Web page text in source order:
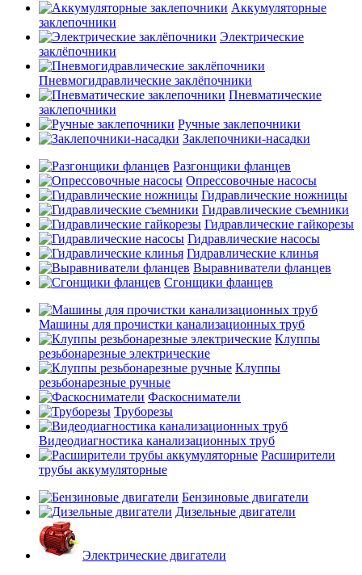
Аккумуляторные
заклепочники
Электрические
заклёпочники
Пневмогидравлические заклёпочники
Пневматические
заклепочники
Ручные заклепочники
Заклепочники-насадки
Разгонщики фланцев
Опрессовочные насосы
Гидравлические ножницы
Гидравлические съемники
Гидравлические гайкорезы
Гидравлические насосы
Гидравлические клинья
Выравниватели фланцев
Сгонщики фланцев
Машины для прочистки канализационных труб
Клуппы
резьбонарезные электрические
Клуппы
резьбонарезные ручные
Фаскосниматели
Труборезы
Видеодиагностика канализационных труб
Расширители
трубы аккумуляторные
Бензиновые двигатели
Дизельные двигатели
Электрические двигатели